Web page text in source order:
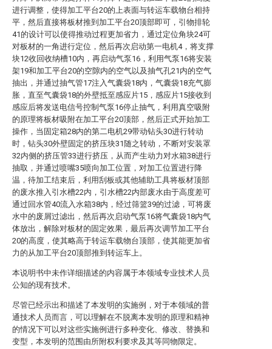
进行调整，使得加工平台20的上表面与转运车载物台相持
平，然后直接将板材推到加工平台20顶部即可，引物排轮
41的设计可以使得推动过程更加省力，通过定位角块24可
对板材的一角进行定位，然后再次启动第一电机4，将支撑
块12收回收纳槽10内，再启动气泵16，利用气泵16将安装
架19和加工平台20的空隙内的空气以及抽气孔21内的空气
抽出，并通过抽气管17注入气囊袋18内，气囊袋18充气膨
胀，直至气囊袋18的外壁抵至感应片15，感应片15接收到
感应后将发送电信号控制气泵16停止抽气，利用真空吸附
的原理将板材吸附在加工平台20顶部，然后正式开始加工
操作，当固定箱28内的第二电机29带动钻头30进行转动
时，钻头30外壁固定的挤压块31随之转动，不断对安装罩
32内侧的挤压管33进行挤压，从而产生动力对水箱38进行
抽取，并通过喷嘴35喷向加工位置，对加工位置进行降
温，待加工结束后，利用刮板或其他辅助工具将板材顶部
的废水推入引水槽22内，引水槽22内部废水由于高度差可
通过回水管40流入水箱38内，经过筛篮39的过滤，可将废
水中的废屑过滤出，然后再次启动气泵16将气囊袋18内气
体放出，解除对板材的固定效果，最后再次调节加工平台
20的高度，使其略高于转运车载物台顶部，使其能更加省
力的从加工平台20顶部推到转运车上。
本说明书中未作详细描述的内容属于本领域专业技术人员
公知的现有技术。
尽管已经示出和描述了本发明的实施例，对于本领域的普
通技术人员而言，可以理解在不脱离本发明的原理和精神
的情况下可以对这些实施例进行多种变化、修改、替换和
变型，本发明的范围由所附权利要求及其等同物限定。